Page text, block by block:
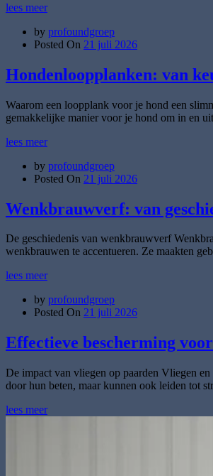
lees meer
by profoundgroep
Posted On 21 juli 2026
Hondenloopplanken: van
Waarom een loopplank voor je hond een
gemakkelijke manier voor je hond om in en
lees meer
by profoundgroep
Posted On 21 juli 2026
Wenkbrauwverf: van
De geschiedenis van wenkbrauwverf
wenkbrauwen te accentueren. Ze maakten
lees meer
by profoundgroep
Posted On 21 juli 2026
Effectieve bescherming
De impact van vliegen op paarden Vliegen
door hun beten, maar kunnen ook leiden tot
lees meer